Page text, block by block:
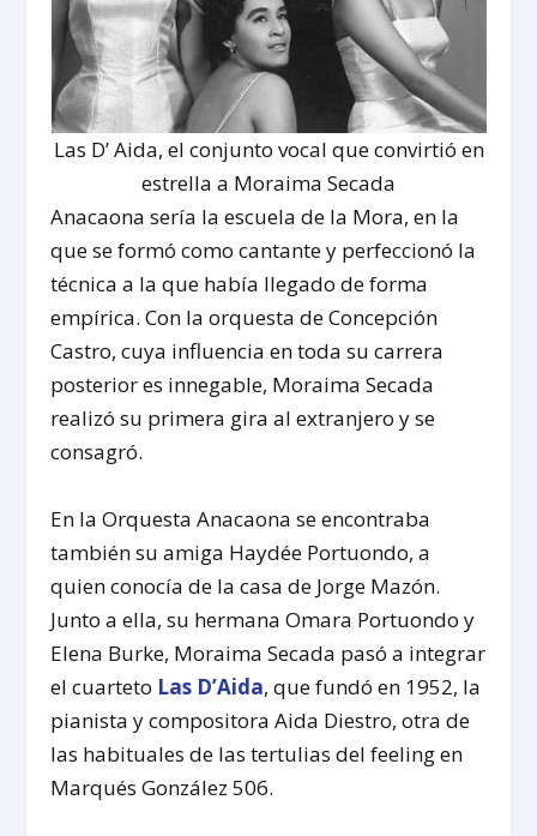
Las D’ Aida, el conjunto vocal que convirtió en
estrella a Moraima Secada
Anacaona sería la escuela de la Mora, en la
que se formó como cantante y perfeccionó la
técnica a la que había llegado de forma
empírica. Con la orquesta de Concepción
Castro, cuya influencia en toda su carrera
posterior es innegable, Moraima Secada
realizó su primera gira al extranjero y se
consagró.
En la Orquesta Anacaona se encontraba
también su amiga Haydée Portuondo, a
quien conocía de la casa de Jorge Mazón.
Junto a ella, su hermana Omara Portuondo y
Elena Burke, Moraima Secada pasó a integrar
el cuarteto Las D’Aida, que fundó en 1952, la
pianista y compositora Aida Diestro, otra de
las habituales de las tertulias del feeling en
Marqués González 506.